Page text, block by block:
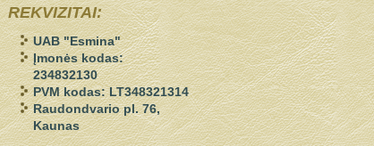
REKVIZITAI:
UAB "Esmina"
Įmonės kodas:
234832130
PVM kodas: LT348321314
Raudondvario pl. 76,
Kaunas